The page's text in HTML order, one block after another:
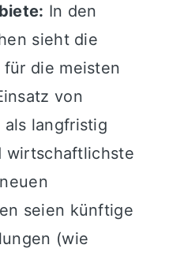
In den
sieht die
für die meisten
von
als langfristig
wirtschaftlichste
seien künftige
(wie